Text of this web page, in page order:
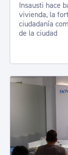
Insausti hace
vivienda, la
ciudadanía
de la ciudad